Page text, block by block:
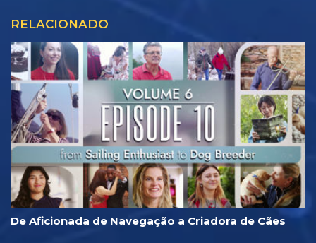
RELACIONADO
De Aficionada de Navegação a Criadora de Cães